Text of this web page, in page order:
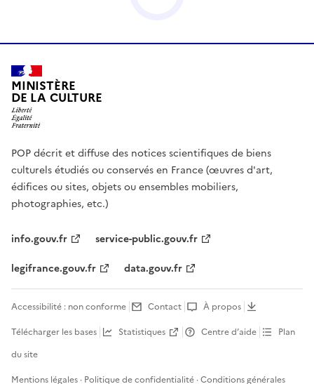
MINISTÈRE
DE LA CULTURE
POP décrit et diffuse des notices scientifiques de biens
culturels étudiés ou conservés en France (œuvres d'art,
édifices ou sites, objets ou ensembles mobiliers,
photographies, etc.)
info.gouv.fr
service-public.gouv.fr
legifrance.gouv.fr
data.gouv.fr
Accessibilité : non conforme Contact
À propos
Télécharger les bases
Statistiques Centre d’aide
Plan
du site
Mentions légales · Politique de confidentialité ·Conditions générales